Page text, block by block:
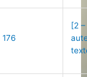
176
[2